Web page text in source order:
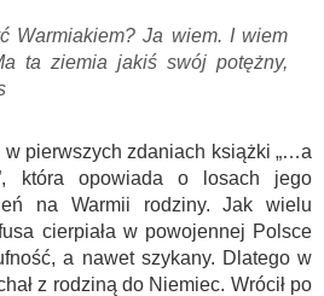
Warmiakiem? Ja wiem. I wiem
ta ziemia jakiś swój potężny,
w pierwszych zdaniach książki „…a
która opowiada o losach jego
na Warmii rodziny. Jak wielu
cierpiała w powojennej Polsce
a nawet szykany. Dlatego w
z rodziną do Niemiec. Wrócił po